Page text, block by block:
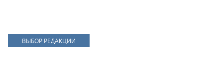
ВЫБОР РЕДАКЦИИ